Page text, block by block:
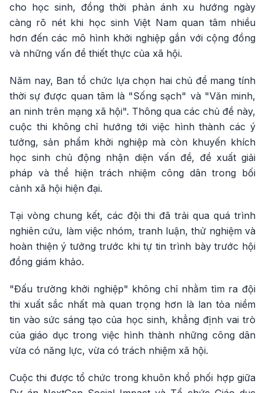
cho học sinh, đồng thời phản ánh xu hướng ngày
càng rõ nét khi học sinh Việt Nam quan tâm nhiều
hơn đến các mô hình khởi nghiệp gắn với cộng đồng
và những vấn đề thiết thực của xã hội.
Năm nay, Ban tổ chức lựa chọn hai chủ đề mang tính
thời sự được quan tâm là "Sống sạch" và "Văn minh,
an ninh trên mạng xã hội". Thông qua các chủ đề này,
cuộc thi không chỉ hướng tới việc hình thành các ý
tưởng, sản phẩm khởi nghiệp mà còn khuyến khích
học sinh chủ động nhận diện vấn đề, đề xuất giải
pháp và thể hiện trách nhiệm công dân trong bối
cảnh xã hội hiện đại.
Tại vòng chung kết, các đội thi đã trải qua quá trình
nghiên cứu, làm việc nhóm, tranh luận, thử nghiệm và
hoàn thiện ý tưởng trước khi tự tin trình bày trước hội
đồng giám khảo.
"Đấu trường khởi nghiệp" không chỉ nhằm tìm ra đội
thi xuất sắc nhất mà quan trọng hơn là lan tỏa niềm
tin vào sức sáng tạo của học sinh, khẳng định vai trò
của giáo dục trong việc hình thành những công dân
vừa có năng lực, vừa có trách nhiệm xã hội.
Cuộc thi được tổ chức trong khuôn khổ phối hợp giữa